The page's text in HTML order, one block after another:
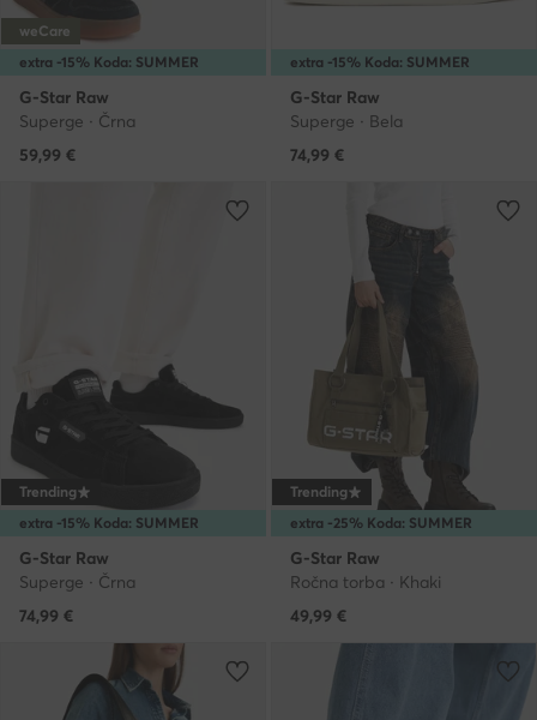
extra -15% Koda: SUMMER
weCare
G-Star Raw
Superge · Črna
59,99 €
extra -15% Koda: SUMMER
G-Star Raw
Superge · Bela
74,99 €
extra -15% Koda: SUMMER
Trending
G-Star Raw
Superge · Črna
74,99 €
extra -25% Koda: SUMMER
Trending
G-Star Raw
Ročna torba · Khaki
49,99 €